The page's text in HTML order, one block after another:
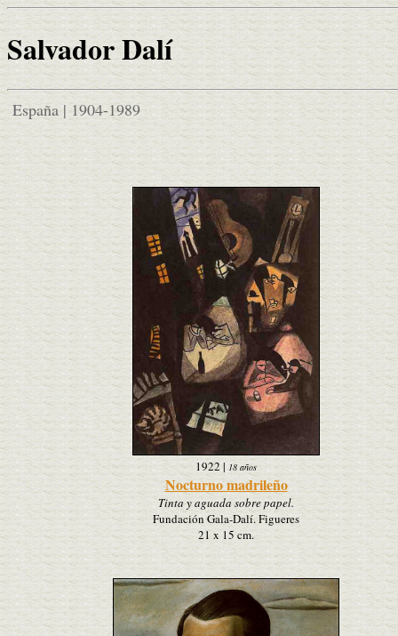
Salvador Dalí
España | 1904-1989
1922 | 18 años
Nocturno madrileño
Tinta y aguada sobre papel.
Fundación Gala-Dalí. Figueres
21 x 15 cm.